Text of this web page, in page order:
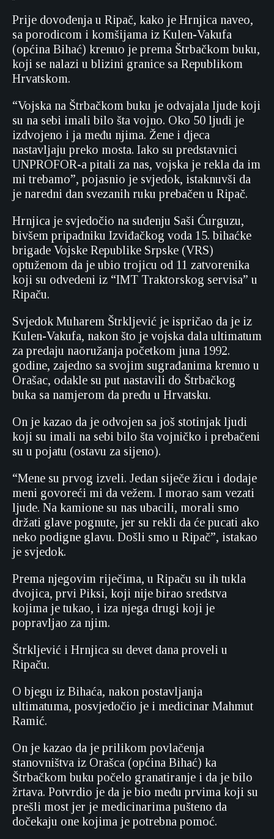
Prije dovođenja u Ripač, kako je Hrnjica naveo,
sa porodicom i komšijama iz Kulen-Vakufa
(općina Bihać) krenuo je prema Štrbačkom buku,
koji se nalazi u blizini granice sa Republikom
Hrvatskom.
“Vojska na Štrbačkom buku je odvajala ljude koji
su na sebi imali bilo šta vojno. Oko 50 ljudi je
izdvojeno i ja među njima. Žene i djeca
nastavljaju preko mosta. Iako su predstavnici
UNPROFOR-a pitali za nas, vojska je rekla da im
mi trebamo”, pojasnio je svjedok, istaknuvši da
je naredni dan svezanih ruku prebačen u Ripač.
Hrnjica je svjedočio na suđenju Saši Ćurguzu,
bivšem pripadniku Izviđačkog voda 15. bihaćke
brigade Vojske Republike Srpske (VRS)
optuženom da je ubio trojicu od 11 zatvorenika
koji su odvedeni iz “IMT Traktorskog servisa” u
Ripaču.
Svjedok Muharem Štrkljević je ispričao da je iz
Kulen-Vakufa, nakon što je vojska dala ultimatum
za predaju naoružanja početkom juna 1992.
godine, zajedno sa svojim sugrađanima krenuo u
Orašac, odakle su put nastavili do Štrbačkog
buka sa namjerom da pređu u Hrvatsku.
On je kazao da je odvojen sa još stotinjak ljudi
koji su imali na sebi bilo šta vojničko i prebačeni
su u pojatu (ostavu za sijeno).
“Mene su prvog izveli. Jedan siječe žicu i dodaje
meni govoreći mi da vežem. I morao sam vezati
ljude. Na kamione su nas ubacili, morali smo
držati glave pognute, jer su rekli da će pucati ako
neko podigne glavu. Došli smo u Ripač”, istakao
je svjedok.
Prema njegovim riječima, u Ripaču su ih tukla
dvojica, prvi Piksi, koji nije birao sredstva
kojima je tukao, i iza njega drugi koji je
popravljao za njim.
Štrkljević i Hrnjica su devet dana proveli u
Ripaču.
O bjegu iz Bihaća, nakon postavljanja
ultimatuma, posvjedočio je i medicinar Mahmut
Ramić.
On je kazao da je prilikom povlačenja
stanovništva iz Orašca (općina Bihać) ka
Štrbačkom buku počelo granatiranje i da je bilo
žrtava. Potvrdio je da je bio među prvima koji su
prešli most jer je medicinarima pušteno da
dočekaju one kojima je potrebna pomoć.